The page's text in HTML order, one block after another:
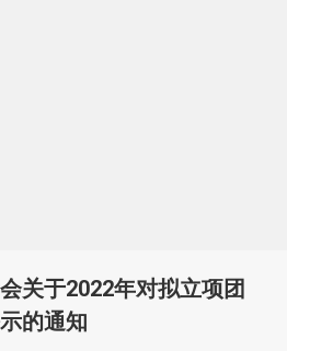
关于2022年对拟立项团
的通知